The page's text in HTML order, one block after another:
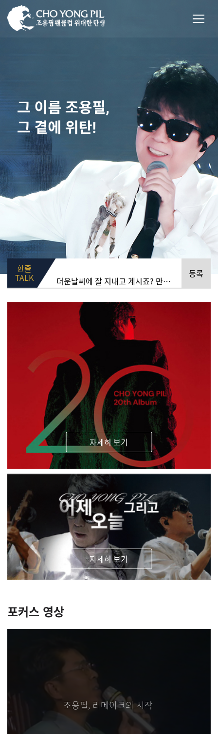
한줄
TALK
사랑해요♡ [2026.06.07]
환갑선물 영원한 오빠 콘서트가 되길~~~ [2026.08.07]
조!..조용한 밤이였어요 용!..용필오빠 영상 찾아 볼수록 너무 보고싶어서 필!..필히 이번에는 올콘하고 싶다아ㅏㅏ [2026.07.27]
문득 오빠 보고싶어 죽겠다 [2026.07.04]
게시판에 글 많이 올라오면 좋겠어요! [2026.07.01]
무슨일이 있었나요?? [2026.07.01]
사랑해요♡ [2026.06.07]
환갑선물 영원한 오빠 콘서트가 되길~~~ [2026.08.07]
오빠가 너무 보고 싶네요 언제 볼수 있을까요? [2026.07.28]
등록
자세히 보기
자세히 보기
포커스 영상
조용필, 리메이크의 시작